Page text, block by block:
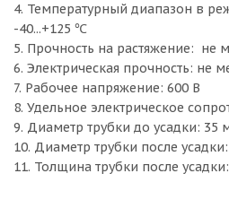
4. Температурный диапазон в
-40...+125 ℃
5. Прочность на растяжение: не
6. Электрическая прочность: не
7. Рабочее напряжение: 600 В
8. Удельное электрическое
9. Диаметр трубки до усадки: 35
10. Диаметр трубки после
11. Толщина трубки после